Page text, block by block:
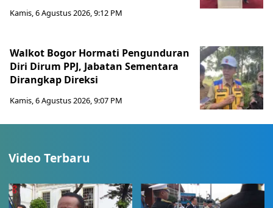
Kamis, 6 Agustus 2026, 9:12 PM
Walkot Bogor Hormati Pengunduran
Diri Dirum PPJ, Jabatan Sementara
Dirangkap Direksi
Kamis, 6 Agustus 2026, 9:07 PM
Video Terbaru